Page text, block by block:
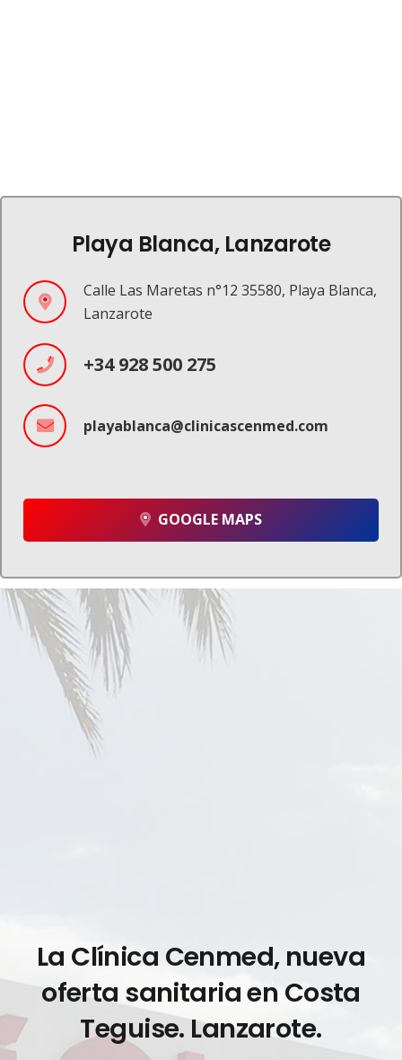
Playa Blanca, Lanzarote
Calle Las Maretas n°12 35580, Playa Blanca,
Lanzarote
+34 928 500 275
playablanca@clinicascenmed.com
GOOGLE MAPS
La Clínica Cenmed, nueva
oferta sanitaria en Costa
Teguise. Lanzarote.